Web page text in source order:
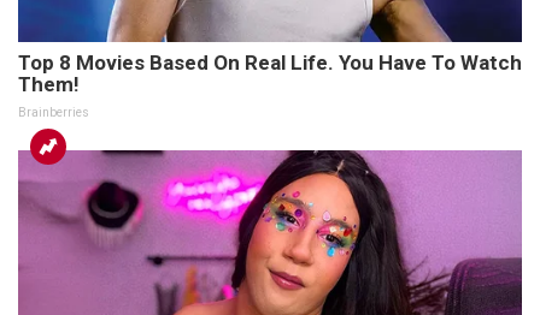
Top 8 Movies Based On Real Life. You Have To Watch
Them!
Brainberries